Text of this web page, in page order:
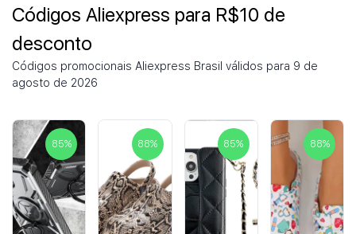
Códigos Aliexpress para R$10 de
desconto
Códigos promocionais Aliexpress Brasil válidos para 9 de
agosto de 2026
85% 88% 85% 88%